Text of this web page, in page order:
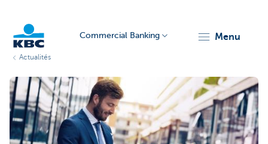
Commercial Banking menu
Actualités